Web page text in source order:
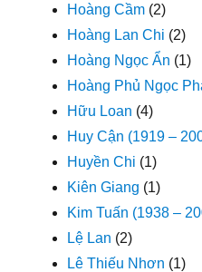
Hoàng Cầm (2)
Hoàng Lan Chi (2)
Hoàng Ngọc Ẩn (1)
Hoàng Phủ Ngọc
Hữu Loan (4)
Huy Cận (1919 –
Huyền Chi (1)
Kiên Giang (1)
Kim Tuấn (1938 –
Lệ Lan (2)
Lê Thiếu Nhơn (1)